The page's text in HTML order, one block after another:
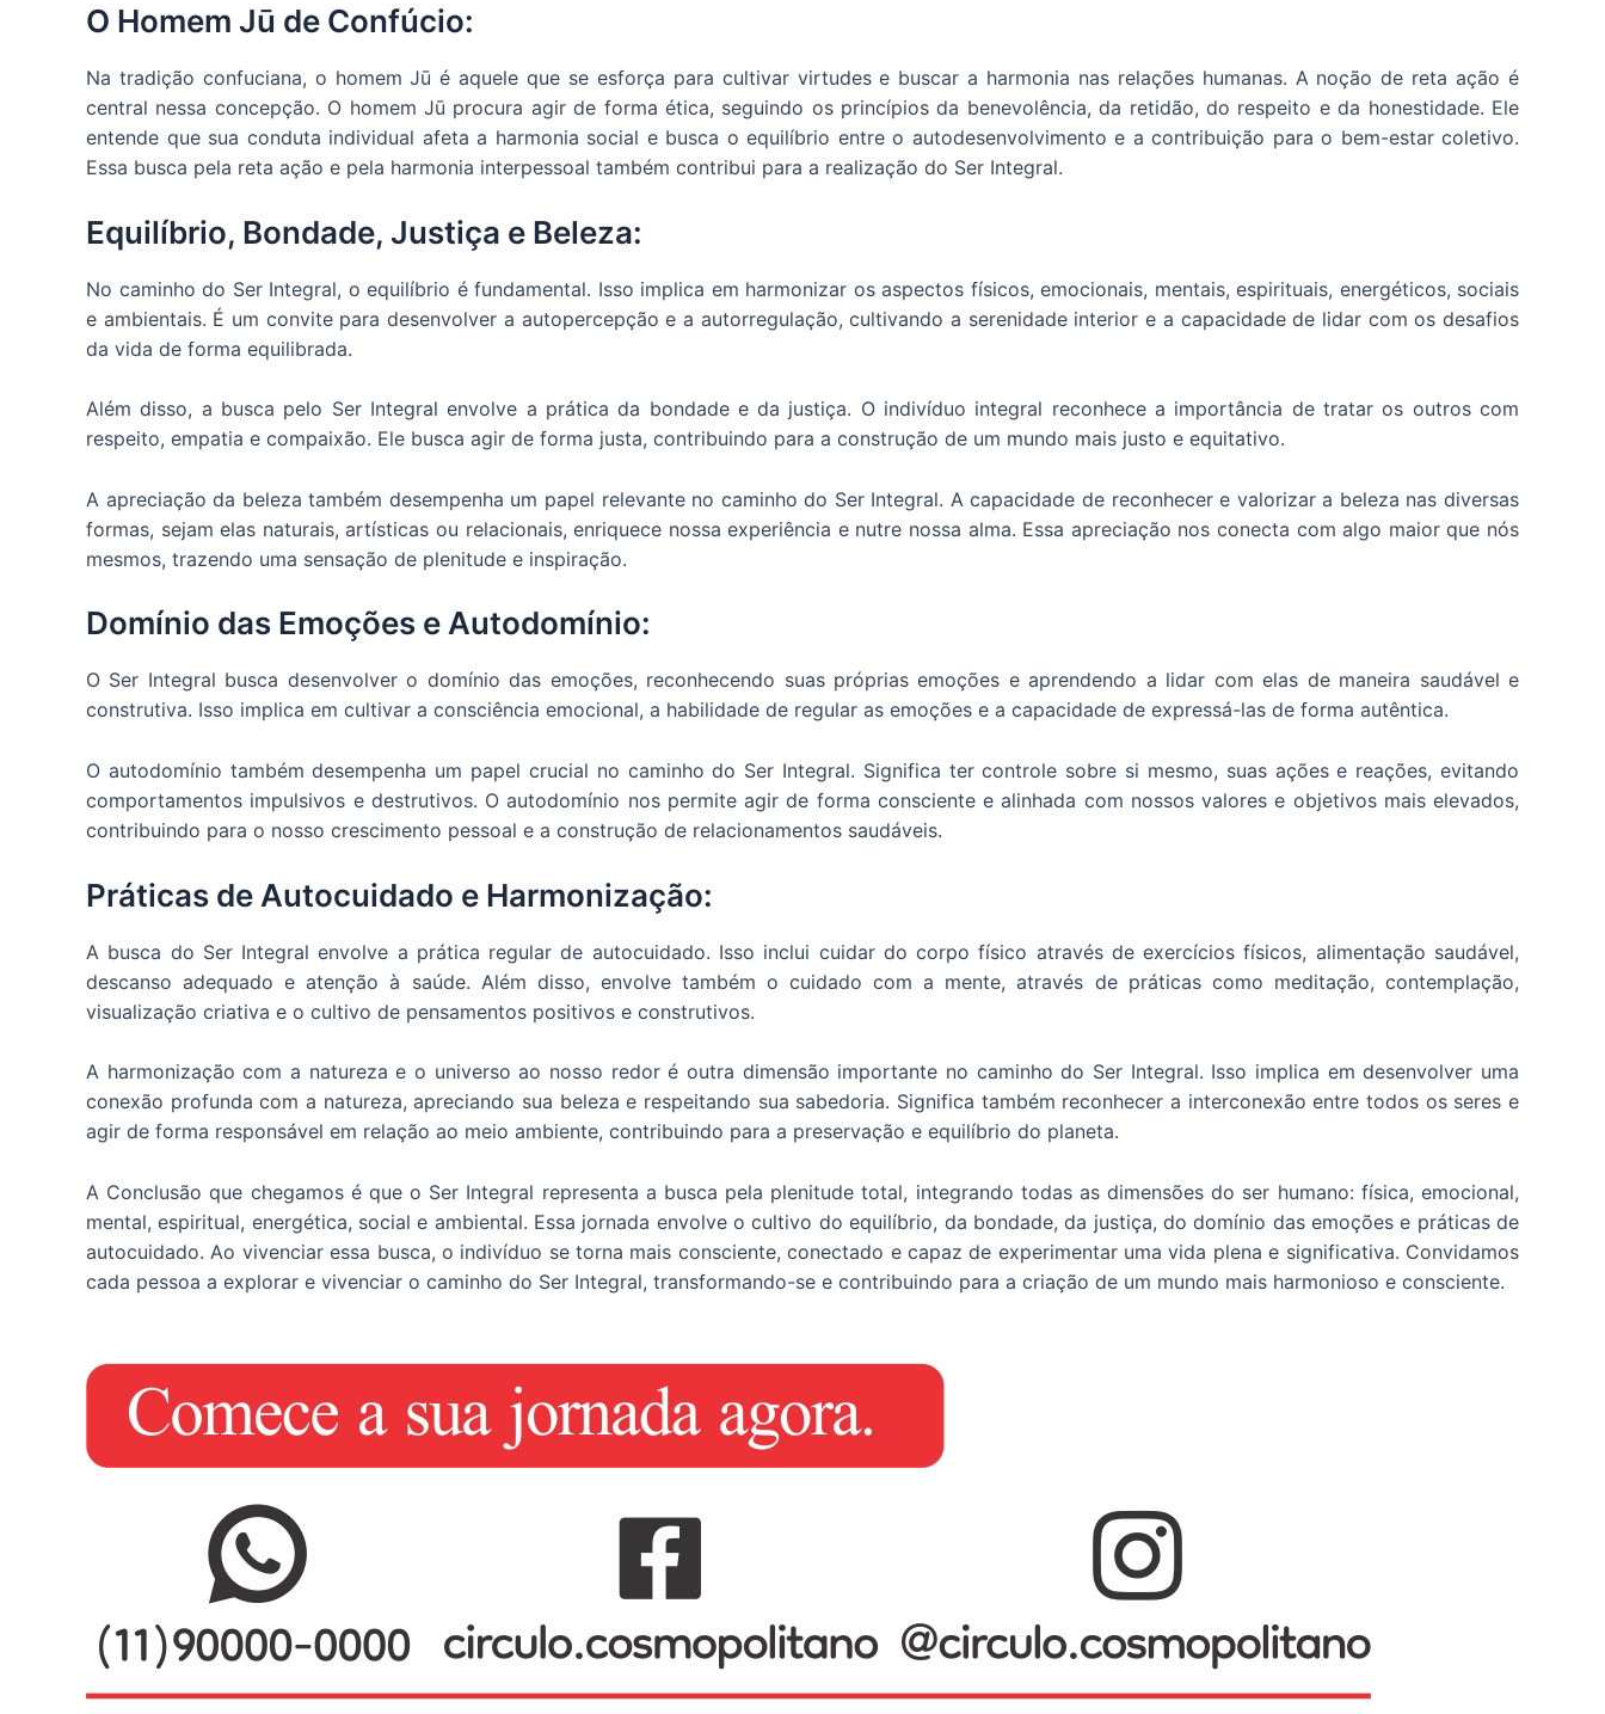
O Homem Jū de Confúcio:
Na tradição confuciana, o homem Jū é aquele que se esforça para cultivar virtudes e buscar a harmonia nas relações humanas. A noção de reta ação é
central nessa concepção. O homem Jū procura agir de forma ética, seguindo os princípios da benevolência, da retidão, do respeito e da honestidade. Ele
entende que sua conduta individual afeta a harmonia social e busca o equilíbrio entre o autodesenvolvimento e a contribuição para o bem-estar coletivo.
Essa busca pela reta ação e pela harmonia interpessoal também contribui para a realização do Ser Integral.
Equilíbrio, Bondade, Justiça e Beleza:
No caminho do Ser Integral, o equilíbrio é fundamental. Isso implica em harmonizar os aspectos físicos, emocionais, mentais, espirituais, energéticos, sociais
e ambientais. É um convite para desenvolver a autopercepção e a autorregulação, cultivando a serenidade interior e a capacidade de lidar com os desafios
da vida de forma equilibrada.
Além disso, a busca pelo Ser Integral envolve a prática da bondade e da justiça. O indivíduo integral reconhece a importância de tratar os outros com
respeito, empatia e compaixão. Ele busca agir de forma justa, contribuindo para a construção de um mundo mais justo e equitativo.
A apreciação da beleza também desempenha um papel relevante no caminho do Ser Integral. A capacidade de reconhecer e valorizar a beleza nas diversas
formas, sejam elas naturais, artísticas ou relacionais, enriquece nossa experiência e nutre nossa alma. Essa apreciação nos conecta com algo maior que nós
mesmos, trazendo uma sensação de plenitude e inspiração.
Domínio das Emoções e Autodomínio:
O Ser Integral busca desenvolver o domínio das emoções, reconhecendo suas próprias emoções e aprendendo a lidar com elas de maneira saudável e
construtiva. Isso implica em cultivar a consciência emocional, a habilidade de regular as emoções e a capacidade de expressá-las de forma autêntica.
O autodomínio também desempenha um papel crucial no caminho do Ser Integral. Significa ter controle sobre si mesmo, suas ações e reações, evitando
comportamentos impulsivos e destrutivos. O autodomínio nos permite agir de forma consciente e alinhada com nossos valores e objetivos mais elevados,
contribuindo para o nosso crescimento pessoal e a construção de relacionamentos saudáveis.
Práticas de Autocuidado e Harmonização:
A busca do Ser Integral envolve a prática regular de autocuidado. Isso inclui cuidar do corpo físico através de exercícios físicos, alimentação saudável,
descanso adequado e atenção à saúde. Além disso, envolve também o cuidado com a mente, através de práticas como meditação, contemplação,
visualização criativa e o cultivo de pensamentos positivos e construtivos.
A harmonização com a natureza e o universo ao nosso redor é outra dimensão importante no caminho do Ser Integral. Isso implica em desenvolver uma
conexão profunda com a natureza, apreciando sua beleza e respeitando sua sabedoria. Significa também reconhecer a interconexão entre todos os seres e
agir de forma responsável em relação ao meio ambiente, contribuindo para a preservação e equilíbrio do planeta.
A Conclusão que chegamos é que o Ser Integral representa a busca pela plenitude total, integrando todas as dimensões do ser humano: física, emocional,
mental, espiritual, energética, social e ambiental. Essa jornada envolve o cultivo do equilíbrio, da bondade, da justiça, do domínio das emoções e práticas de
autocuidado. Ao vivenciar essa busca, o indivíduo se torna mais consciente, conectado e capaz de experimentar uma vida plena e significativa. Convidamos
cada pessoa a explorar e vivenciar o caminho do Ser Integral, transformando-se e contribuindo para a criação de um mundo mais harmonioso e consciente.